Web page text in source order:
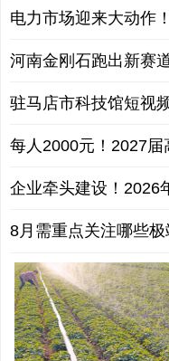
电力市场迎来大动作
河南金刚石跑出新赛
驻马店市科技馆短视
每人2000元！2027届
企业牵头建设！2026
8月需重点关注哪些